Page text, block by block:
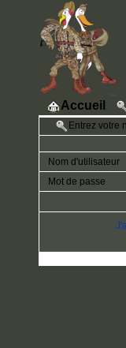
Accueil
Entrez votre
Nom d'utilisateur
Mot de passe